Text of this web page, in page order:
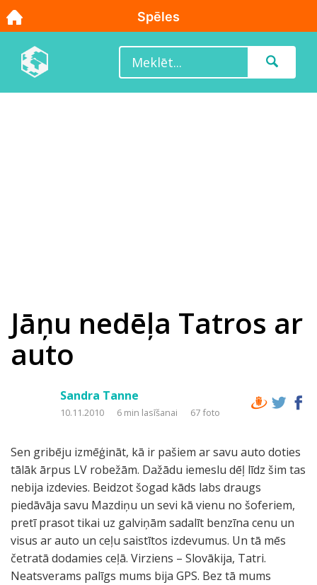
Jāņu nedēļa Tatros ar
auto
Sandra Tanne
10.11.2010 6 min lasīšanai 67 foto
Sen gribēju izmēģināt, kā ir pašiem ar savu auto doties
tālāk ārpus LV robežām. Dažādu iemeslu dēļ līdz šim tas
nebija izdevies. Beidzot šogad kāds labs draugs
piedāvāja savu Mazdiņu un sevi kā vienu no šoferiem,
pretī prasot tikai uz galviņām sadalīt benzīna cenu un
visus ar auto un ceļu saistītos izdevumus. Un tā mēs
četratā dodamies ceļā. Virziens – Slovākija, Tatri.
Neatsverams palīgs mums bija GPS. Bez tā mums